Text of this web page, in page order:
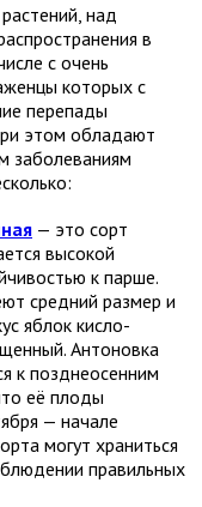
над
в
с очень
которых с
перепады
этом обладают
заболеваниям
— это сорт
высокой
к парше.
средний размер и
яблок кисло-
Антоновка
к позднеосенним
её плоды
— начале
могут храниться
правильных